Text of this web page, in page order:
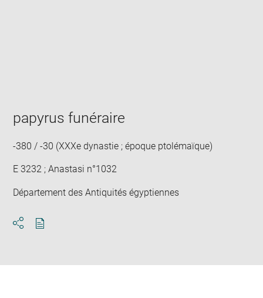
papyrus funéraire
-380 / -30 (XXXe dynastie ; époque ptolémaïque)
E 3232 ; Anastasi n°1032
Département des Antiquités égyptiennes